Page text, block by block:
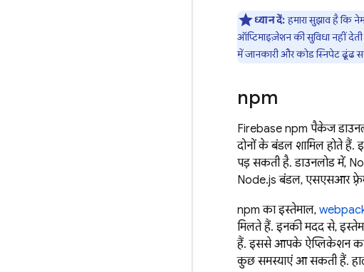
ध्यान दें:हमारा सुझाव है कि
ऑप्टिमाइज़ेशन की सुविधा नहीं
में जानकारी और कोड स्निपेट ढूंढ
npm
Firebase npm पैकेज
दोनों के बंडल शामिल होते
पड़ सकती है. डाउनलोड में,
Node.js बंडल, एसएसआर
npm का इस्तेमाल,
मिलते हैं. इनकी मदद से,
हैं. इससे आपके ऐप्लिकेशन का
कुछ समस्याएं आ सकती हैं.